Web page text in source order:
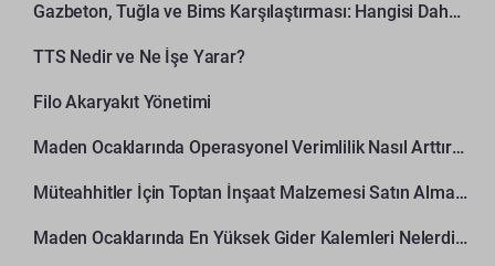
Gazbeton, Tuğla ve Bims Karşılaştırması: Hangisi Daha Avantajlı?
TTS Nedir ve Ne İşe Yarar?
Filo Akaryakıt Yönetimi
Maden Ocaklarında Operasyonel Verimlilik Nasıl Arttırılır?
Müteahhitler İçin Toptan İnşaat Malzemesi Satın Alma Rehberi
Maden Ocaklarında En Yüksek Gider Kalemleri Nelerdir?